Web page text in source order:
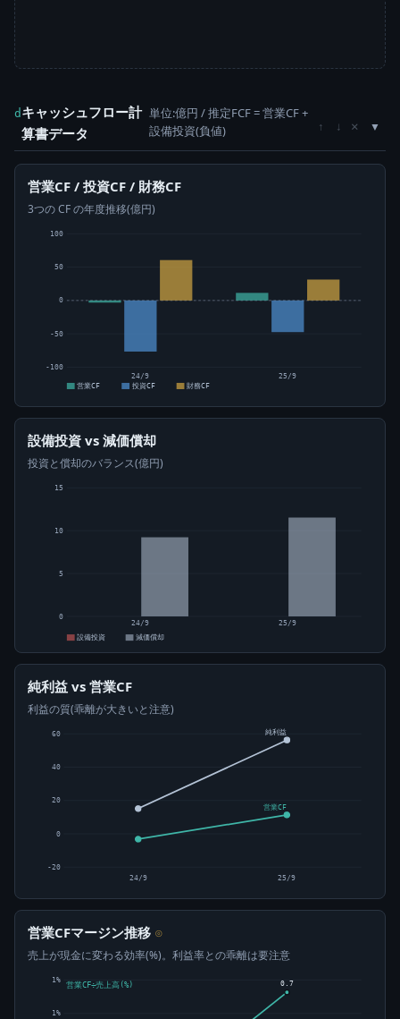
d キャッシュフロー計
算書データ
単位:億円 / 推定FCF = 営業CF +
設備投資(負値)
↑ ↓ ×
営業CF / 投資CF / 財務CF
3つの CF の年度推移(億円)
-100
-50
0
50
100
24/9
25/9
営業CF
投資CF 財務CF
設備投資 vs 減価償却
投資と償却のバランス(億円)
0
5
10
15
24/9
25/9
設備投資
減価償却
純利益 vs 営業CF
利益の質(乖離が大きいと注意)
-20
0
20
40
60
営業CF
純利益
24/9 25/9
営業CFマージン推移 ⊙
売上が現金に変わる効率(%)。利益率との乖離は要注意
1%
1% 0.7
営業CF÷売上高(%)